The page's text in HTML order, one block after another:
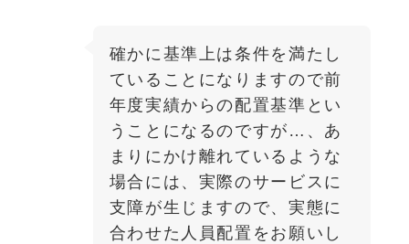
確かに基準上は条件を満たし
ていることになりますので前
年度実績からの配置基準とい
うことになるのですが…、あ
まりにかけ離れているような
場合には、実際のサービスに
支障が生じますので、実態に
合わせた人員配置をお願いし